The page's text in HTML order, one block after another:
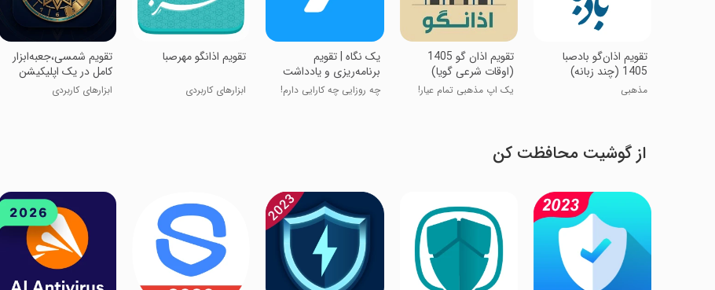
‏‏تقویم اذان‌گو بادصبا
1405 (چند زبانه)
مذهبی
‏‏‏‏‏تقویم اذان گو 1405
(اوقات شرعی گویا)
یک اپ مذهبی تمام عیار!
‏‏‏یک نگاه | تقویم
برنامه‌ریزی و یادداشت
چه روزايی چه كارايی دارم!
‏تقویم اذانگو مهرصبا
ابزارهای کاربردی
‏تقویم شمسی،جعبه‌ابزار
کامل در یک اپلیکیشن
ابزارهای کاربردی
از گوشیت محافظت کن